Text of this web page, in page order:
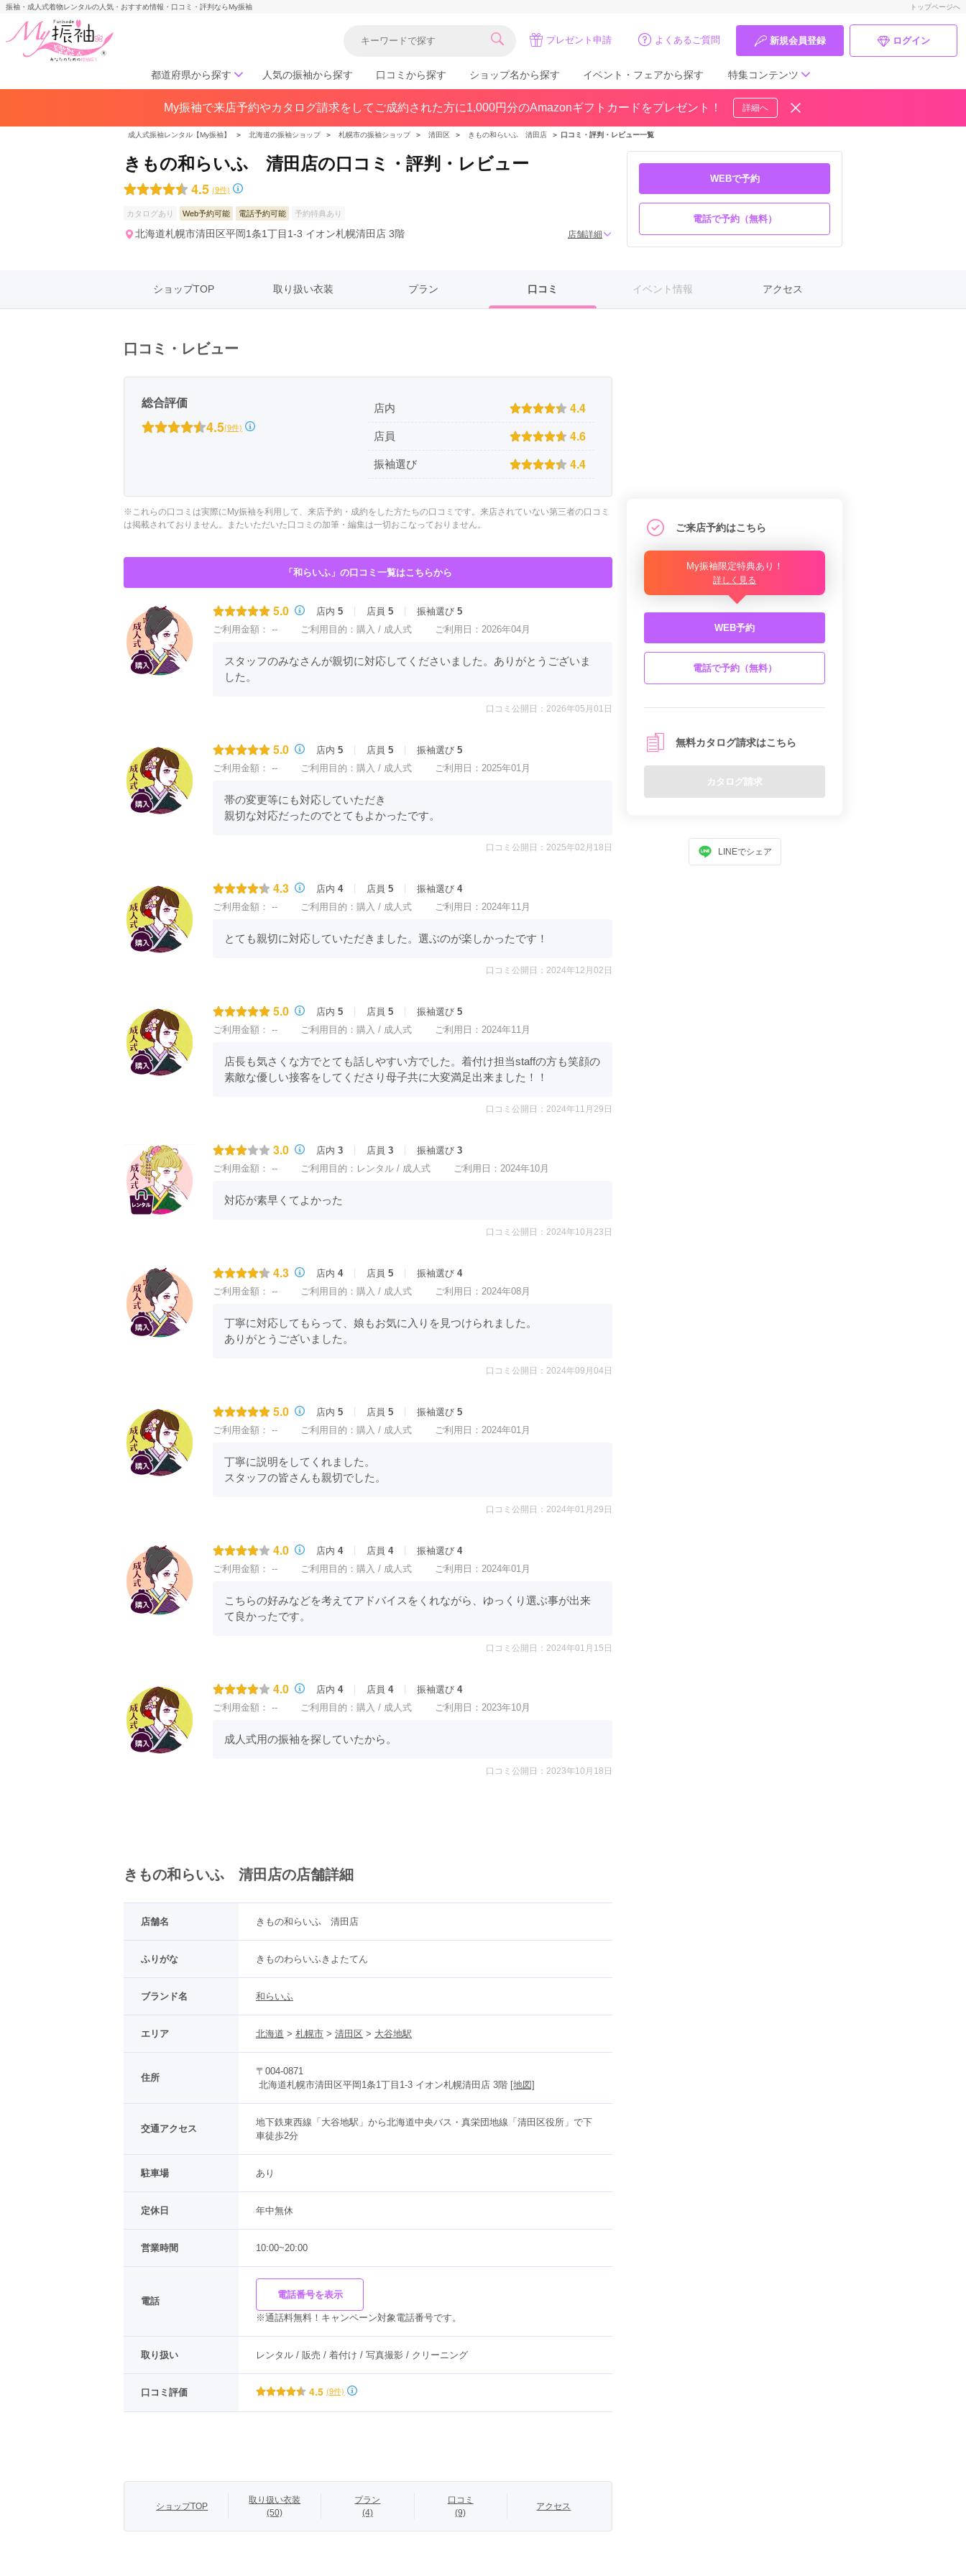
振袖・成人式着物レンタルの人気・おすすめ情報・口コミ・評判ならMy振袖 トップページへ
プレゼント申請 よくあるご質問 新規会員登録 ログイン
都道府県から探す
北海道／東北
北海道(141) 青森県(41)
岩手県(30)
福島県(60)
関東
東京都(383)
千葉県(183)
茨城県(93)
群馬県(57) 栃木県(54)
中部
愛知県(285)
静岡県(148)
岐阜県(85)
三重県(76)
長野県(80)
京都府(134)
和歌山県(36)
四国
香川県(44) 徳島県(23)
高知県(30)
佐賀県(25)
宮崎県(41)
人気の振袖から探す 口コミから探す ショップ名から探す イベント・フェアから探す 特集コンテンツ
ママ振特集
個性的振袖コーディネート特集
成人式レポート
口コミ優秀店舗
My振袖で来店予約やカタログ請求をしてご成約された方に1,000円分のAmazonギフトカードをプレゼント！ 詳細へ
成人式振袖レンタル【My振袖】 ＞ 北海道の振袖ショップ ＞ 札幌市の振袖ショップ ＞ 清田区 ＞ きもの和らいふ 清田店 ＞ 口コミ・評判・レビュー一覧
きもの和らいふ 清田店の口コミ・評判・レビュー
4.5 (9件)
カタログあり Web予約可能 電話予約可能 予約特典あり
北海道札幌市清田区平岡1条1丁目1-3 イオン札幌清田店 3階 店舗詳細
WEBで予約
電話で予約（無料）
ショップTOP 取り扱い衣装 プラン 口コミ イベント情報 アクセス
口コミ・レビュー
総合評価
4.5(9件)
店内 4.4
店員 4.6
振袖選び 4.4
※これらの口コミは実際にMy振袖を利用して、来店予約・成約をした方たちの口コミです。来店されていない第三者の口コミ
は掲載されておりません。またいただいた口コミの加筆・編集は一切おこなっておりません。
「和らいふ」の口コミ一覧はこちらから
5.0 店内 5 店員 5 振袖選び 5
ご利用金額： -- ご利用目的： 購入 / 成人式 ご利用日：2026年04月
スタッフのみなさんが親切に対応してくださいました。ありがとうございま
した。
口コミ公開日：2026年05月01日
5.0 店内 5 店員 5 振袖選び 5
ご利用金額： -- ご利用目的： 購入 / 成人式 ご利用日：2025年01月
帯の変更等にも対応していただき
親切な対応だったのでとてもよかったです。
口コミ公開日：2025年02月18日
4.3 店内 4 店員 5 振袖選び 4
ご利用金額： -- ご利用目的： 購入 / 成人式 ご利用日：2024年11月
とても親切に対応していただきました。選ぶのが楽しかったです！
口コミ公開日：2024年12月02日
5.0 店内 5 店員 5 振袖選び 5
ご利用金額： -- ご利用目的： 購入 / 成人式 ご利用日：2024年11月
店長も気さくな方でとても話しやすい方でした。着付け担当staffの方も笑顔の
素敵な優しい接客をしてくださり母子共に大変満足出来ました！！
口コミ公開日：2024年11月29日
3.0 店内 3 店員 3 振袖選び 3
ご利用金額： -- ご利用目的： レンタル / 成人式 ご利用日：2024年10月
対応が素早くてよかった
口コミ公開日：2024年10月23日
4.3 店内 4 店員 5 振袖選び 4
ご利用金額： -- ご利用目的： 購入 / 成人式 ご利用日：2024年08月
丁寧に対応してもらって、娘もお気に入りを見つけられました。
ありがとうございました。
口コミ公開日：2024年09月04日
5.0 店内 5 店員 5 振袖選び 5
ご利用金額： -- ご利用目的： 購入 / 成人式 ご利用日：2024年01月
丁寧に説明をしてくれました。
スタッフの皆さんも親切でした。
口コミ公開日：2024年01月29日
4.0 店内 4 店員 4 振袖選び 4
ご利用金額： -- ご利用目的： 購入 / 成人式 ご利用日：2024年01月
こちらの好みなどを考えてアドバイスをくれながら、ゆっくり選ぶ事が出来
て良かったです。
口コミ公開日：2024年01月15日
4.0 店内 4 店員 4 振袖選び 4
ご利用金額： -- ご利用目的： 購入 / 成人式 ご利用日：2023年10月
成人式用の振袖を探していたから。
口コミ公開日：2023年10月18日
きもの和らいふ 清田店の店舗詳細
店舗名 きもの和らいふ　清田店
ふりがな きものわらいふきよたてん
ブランド名 和らいふ
エリア 北海道 > 札幌市 > 清田区 > 大谷地駅
住所
〒004-0871
北海道札幌市清田区平岡1条1丁目1-3 イオン札幌清田店 3階 [地図]
交通アクセス
地下鉄東西線「大谷地駅」から北海道中央バス・真栄団地線「清田区役所」で下
車徒歩2分
駐車場 あり
定休日 年中無休
営業時間 10:00~20:00
電話
電話番号を表示
※通話料無料！キャンペーン対象電話番号です。
取り扱い レンタル / 販売 / 着付け / 写真撮影 / クリーニング
口コミ評価 4.5 (9件)
ショップTOP
取り扱い衣装
(50)
プラン
(4)
口コミ
(9)
アクセス
ご来店予約はこちら
My振袖限定特典あり！
詳しく見る
WEB予約
電話で予約（無料）
無料カタログ請求はこちら
カタログ請求
LINEでシェア